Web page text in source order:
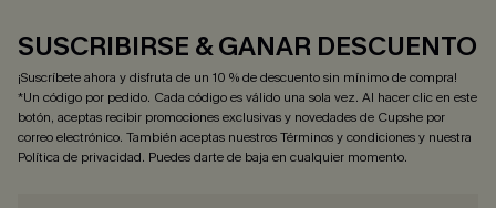
SUSCRIBIRSE & GANAR DESCUENTO
¡Suscríbete ahora y disfruta de un 10 % de descuento sin mínimo de compra!
*Un código por pedido. Cada código es válido una sola vez. Al hacer clic en este
botón, aceptas recibir promociones exclusivas y novedades de Cupshe por
correo electrónico. También aceptas nuestrosTérminos y condicionesy nuestra
Política de privacidad. Puedes darte de baja en cualquier momento.